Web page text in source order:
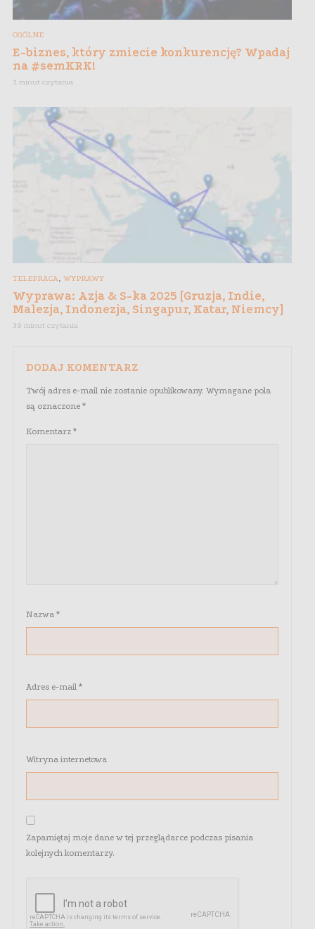
OGÓLNE
E-biznes, który zmiecie konkurencję? Wpadaj
na #semKRK!
1 minut czytania
TELEPRACA, WYPRAWY
Wyprawa: Azja & S-ka 2025 [Gruzja, Indie,
Malezja, Indonezja, Singapur, Katar, Niemcy]
39 minut czytania
DODAJ KOMENTARZ
Twój adres e-mail nie zostanie opublikowany. Wymagane pola
są oznaczone *
Komentarz *
Nazwa *
Adres e-mail *
Witryna internetowa
Zapamiętaj moje dane w tej przeglądarce podczas pisania
kolejnych komentarzy.